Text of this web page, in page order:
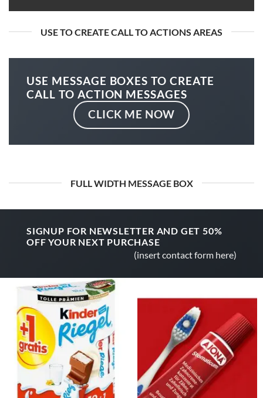
USE TO CREATE CALL TO ACTIONS AREAS
USE MESSAGE BOXES TO CREATE
CALL TO ACTION MESSAGES
CLICK ME NOW
FULL WIDTH MESSAGE BOX
SIGNUP FOR NEWSLETTER AND GET 50%
OFF YOUR NEXT PURCHASE
(insert contact form here)